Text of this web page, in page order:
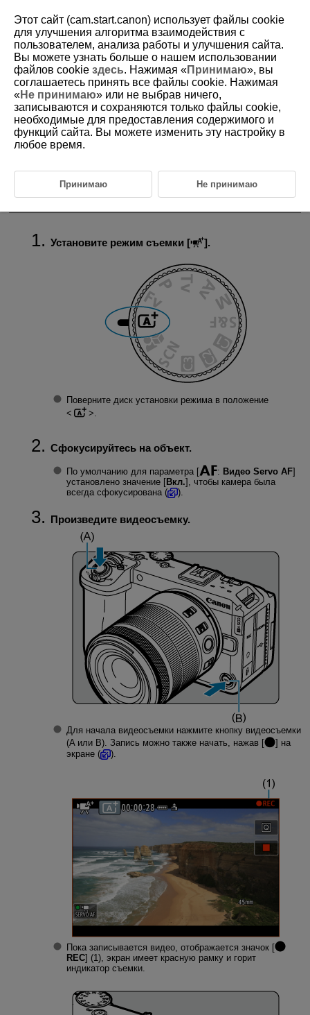
D388-030
A+: Полностью автоматическая
запись (интеллектуальный
сценарный режим)
Значки сюжетов
Камера определяет тип эпизода и соответственно устанавливает
все настройки. Распознанный тип сцены отображается в левой
верхней части экрана. Сведения о значках см. в разделеЗначки
Установите режим съемки [ ].
Поверните диск установки режима в положение
Сфокусируйтесь на объект.
По умолчанию для параметра [ : Видео Servo AF]
установлено значение [Вкл.], чтобы камера была
всегда сфокусирована (
).
Произведите видеосъемку.
Для начала видеосъемки нажмите кнопку видеосъемки
(A или B). Запись можно также начать, нажав [
] на
экране (
).
Пока записывается видео, отображается значок [
REC] (1), экран имеет красную рамку и горит
индикатор съемки.
Этот сайт (cam.start.canon) использует файлы cookie
для улучшения алгоритма взаимодействия с
пользователем, анализа работы и улучшения сайта.
Вы можете узнать больше о нашем использовании
файлов cookie здесь. Нажимая «Принимаю», вы
соглашаетесь принять все файлы cookie. Нажимая
«Не принимаю» или не выбрав ничего,
записываются и сохраняются только файлы cookie,
необходимые для предоставления содержимого и
функций сайта. Вы можете изменить эту настройку в
любое время.
Принимаю Не принимаю